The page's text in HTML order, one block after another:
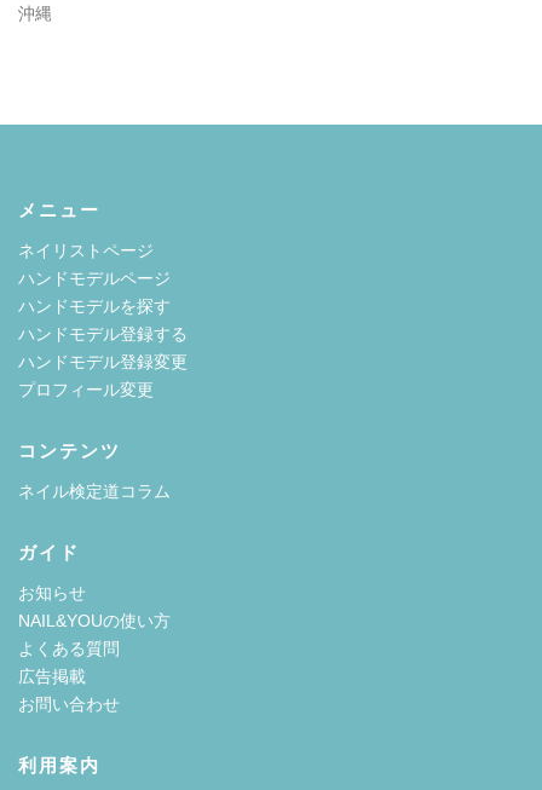
沖縄
メニュー
ネイリストページ
ハンドモデルページ
ハンドモデルを探す
ハンドモデル登録する
ハンドモデル登録変更
プロフィール変更
コンテンツ
ネイル検定道コラム
ガイド
お知らせ
NAIL&YOUの使い方
よくある質問
広告掲載
お問い合わせ
利用案内